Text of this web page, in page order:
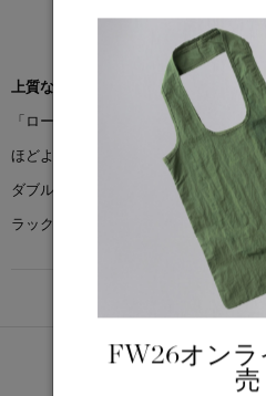
上質な快適さを追求した一着。
「ローブ フルジップ」は、オーガニ
ほどよい重厚感と洗練された表面感を
ダブルステッチは、長く美しいシルエ
ラックス感のあるフィットで仕上げて
あなたへの
FW26オンラ
売